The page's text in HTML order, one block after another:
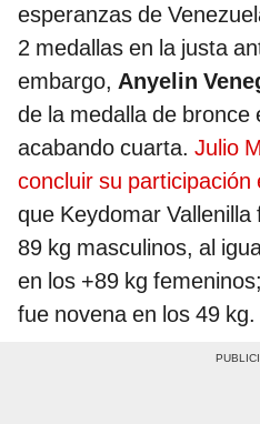
esperanzas de
2 medallas en la justa
embargo, Anyelin
de la medalla de bronce
acabando cuarta. Julio
concluir su participación
que Keydomar
89 kg masculinos, al
en los +89 kg
fue novena en los 49 kg.